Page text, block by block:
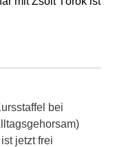
bei
ist jetzt frei